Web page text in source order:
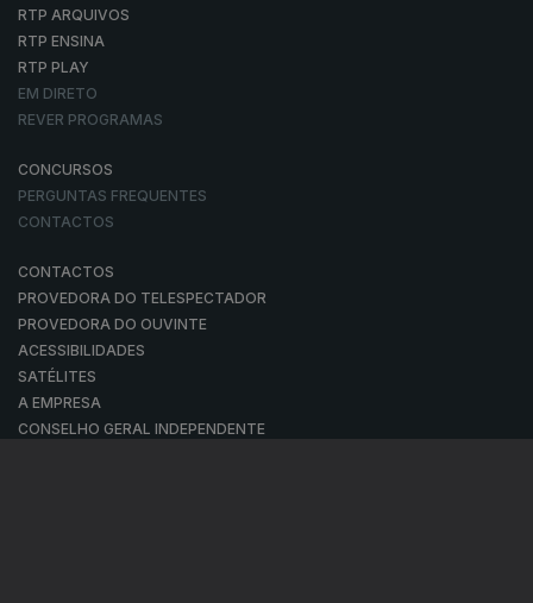
RTP ARQUIVOS
RTP ENSINA
RTP PLAY
EM DIRETO
REVER PROGRAMAS
CONCURSOS
PERGUNTAS FREQUENTES
CONTACTOS
CONTACTOS
PROVEDORA DO TELESPECTADOR
PROVEDORA DO OUVINTE
ACESSIBILIDADES
SATÉLITES
A EMPRESA
CONSELHO GERAL INDEPENDENTE